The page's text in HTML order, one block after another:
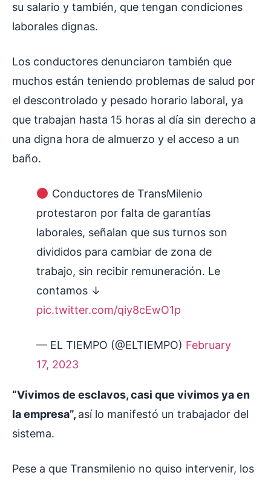
su salario y también, que tengan condiciones
laborales dignas.
Los conductores denunciaron también que
muchos están teniendo problemas de salud por
el descontrolado y pesado horario laboral, ya
que trabajan hasta 15 horas al día sin derecho a
una digna hora de almuerzo y el acceso a un
baño.
Conductores de TransMilenio
protestaron por falta de garantías
laborales, señalan que sus turnos son
divididos para cambiar de zona de
trabajo, sin recibir remuneración. Le
contamos ↓
pic.twitter.com/qiy8cEwO1p
— EL TIEMPO (@ELTIEMPO) February
17, 2023
“Vivimos de esclavos, casi que vivimos ya en
la empresa”, así lo manifestó un trabajador del
sistema.
Pese a que Transmilenio no quiso intervenir, los